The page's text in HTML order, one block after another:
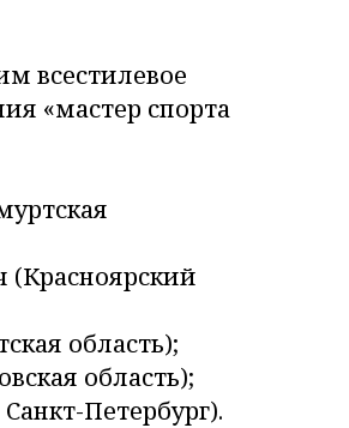
всестилевое
«мастер спорта
область);
область);
Петербург).